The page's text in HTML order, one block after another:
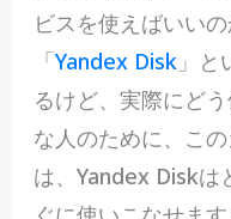
ビスを使えばいい
「Yandex Disk 」
るけど、実際にど
な人のために、こ
は、Yandex Diskは